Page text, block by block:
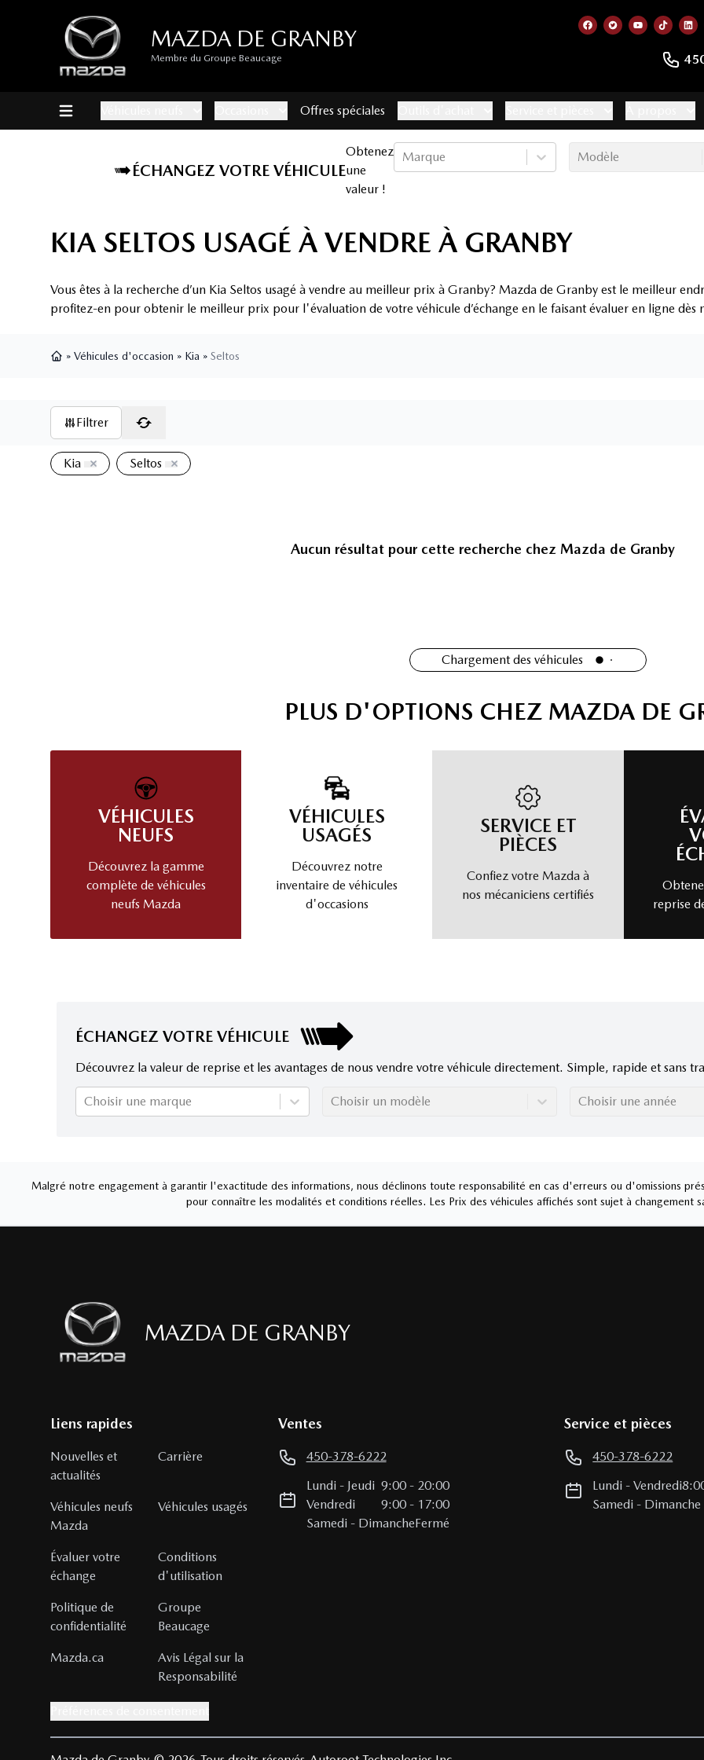
MAZDA DE GRANBY
Membre du Groupe Beaucage
Lien vers notre page
Lien vers notre
Lien vers
Lien
Offres spéciales
ÉCHANGEZ VOTRE VÉHICULE
Obtenez
une
valeur !
Marque Modèle
KIA SELTOS USAGÉ À VENDRE À GRANBY
Vous êtes à la recherche d’un Kia Seltos usagé à vendre au meilleur prix à Granby? Mazda de Granby est le meilleur
profitez-en pour obtenir le meilleur prix pour l'évaluation de votre véhicule d’échange en le faisant évaluer en ligne dès
» Véhicules d'occasion » Kia » Seltos
Filtrer
Kia Seltos
Aucun résultat pour cette recherche chez Mazda de Granby
Chargement des véhicules
PLUS D'OPTIONS CHEZ MAZDA DE
VÉHICULES
NEUFS
Découvrez la gamme
complète de véhicules
neufs Mazda
VÉHICULES
USAGÉS
Découvrez notre
inventaire de véhicules
d'occasions
SERVICE ET
PIÈCES
Confiez votre Mazda à
nos mécaniciens certifiés
reprise
ÉCHANGEZ VOTRE VÉHICULE
Découvrez la valeur de reprise et les avantages de nous vendre votre véhicule directement. Simple, rapide et sans
Choisir une marque Choisir un modèle Choisir une année
Malgré notre engagement à garantir l'exactitude des informations, nous déclinons toute responsabilité en cas d'erreurs ou d'omissions
pour connaître les modalités et conditions réelles. Les Prix des véhicules affichés sont sujet à changement
MAZDA DE GRANBY
Liens rapides
Nouvelles et
actualités
Carrière
Véhicules neufs
Mazda
Véhicules usagés
Évaluer votre
échange
Conditions
d'utilisation
Politique de
confidentialité
Groupe
Beaucage
Mazda.ca
Avis Légal sur la
Responsabilité
Ventes
450-378-6222
Lundi - Jeudi 9:00- 20:00
Vendredi
9:00- 17:00
Samedi - DimancheFermé
Service et pièces
450-378-6222
Lundi -Vendredi
Samedi - Dimanche